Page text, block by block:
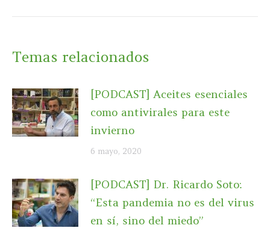
Temas relacionados
[PODCAST] Aceites esenciales
como antivirales para este
invierno
6 mayo, 2020
[PODCAST] Dr. Ricardo Soto:
“Esta pandemia no es del virus
en sí, sino del miedo”